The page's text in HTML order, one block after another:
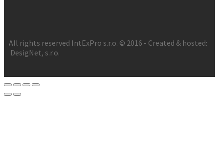
All rights reserved IntExPro s.r.o. © 2016 - Created & hosted:
DesigNet, s.r.o.